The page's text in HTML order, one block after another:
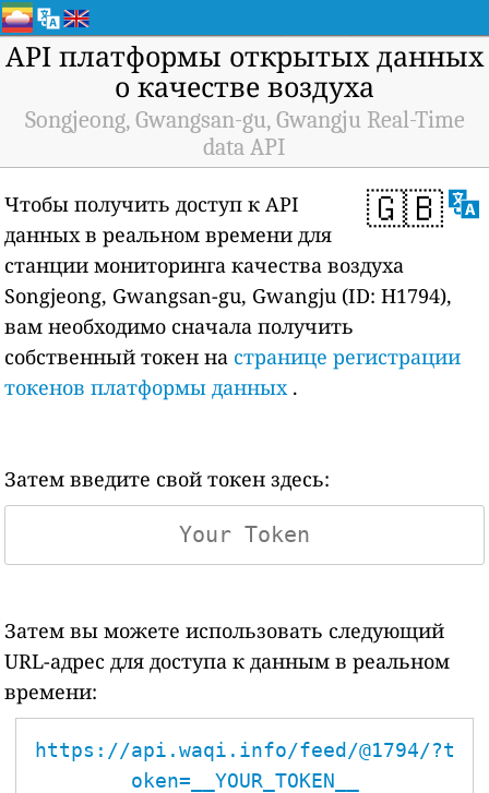
API платформы открытых данных
о качестве воздуха
Songjeong, Gwangsan-gu, Gwangju Real-Time
data API
🇬🇧
Чтобы получить доступ к API
данных в реальном времени для
станции мониторинга качества воздуха
Songjeong, Gwangsan-gu, Gwangju (ID: H1794),
вам необходимо сначала получить
собственный токен на странице регистрации
токенов платформы данных.
Затем введите свой токен здесь:
Затем вы можете использовать следующий
URL-адрес для доступа к данным в реальном
времени:
https://api.waqi.info/feed/@1794/?t
oken=__YOUR_TOKEN__